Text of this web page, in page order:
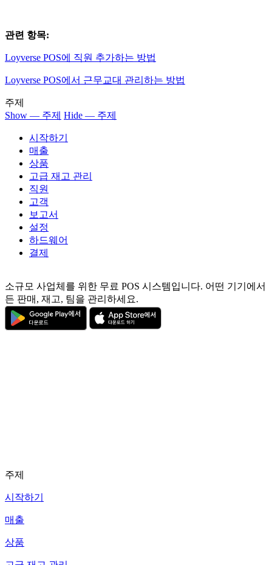
관련 항목:
Loyverse POS에 직원 추가하는 방법
Loyverse POS에서 근무교대 관리하는 방법
주제
Show — 주제 Hide — 주제
시작하기
매출
상품
고급 재고 관리
직원
고객
보고서
설정
하드웨어
결제
소규모 사업체를 위한 무료 POS 시스템입니다. 어떤 기기에서
든 판매, 재고, 팀을 관리하세요.
주제
시작하기
매출
상품